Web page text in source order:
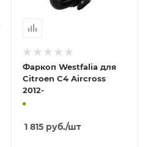
Фаркоп Westfalia для
Citroen C4 Aircross
2012-
1 815руб./шт